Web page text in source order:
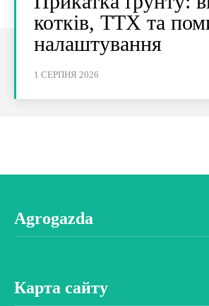
котків, ТТХ та
налаштування
1 СЕРПНЯ 2026
Agrogazda
Карта сайту